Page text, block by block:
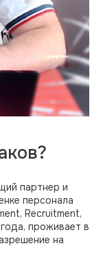
партнер и
персонала
Recruitment,
проживает в
на